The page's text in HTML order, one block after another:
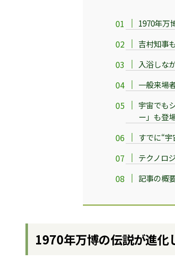
1970年万
吉村知事
入浴しな
一般来場
宇宙でも
ー」も登
すでに“宇
テクノロ
記事の概
1970年万博の伝説が進化